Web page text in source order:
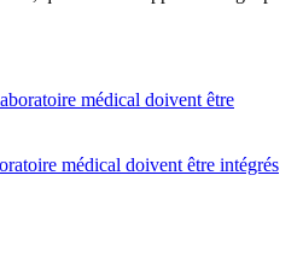
médical doivent être intégrés